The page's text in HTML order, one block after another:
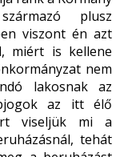
plusz
viszont én azt
miért is kellene
nem
lakosnak az
az itt élő
viseljük mi a
tehát